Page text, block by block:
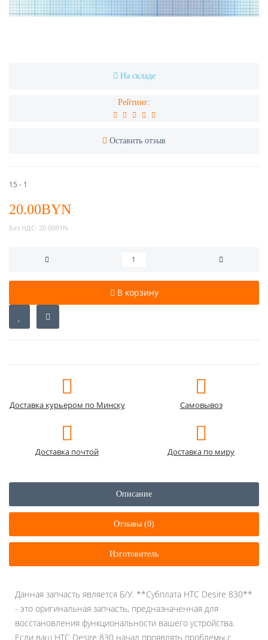
На складе
Рейтинг:
Оставить отзыв
15 - 1
20.00BYN
Без НДС: 20.00BYN
В корзину
Доставка курьером по Минску Самовывоз
Доставка почтой Доставка по миру
Описание
Отзывы (0)
Изготовитель
Данная запчасть является Б/У. **Субплата HTC Desire 830**
- это оригинальная запчасть, предназначенная для
восстановления функциональности вашего устройства.
Если ваш HTC Desire 830 начал проявлять проблемы с